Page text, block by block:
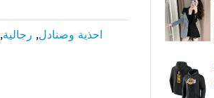
احذية وصنادل, رجالية,